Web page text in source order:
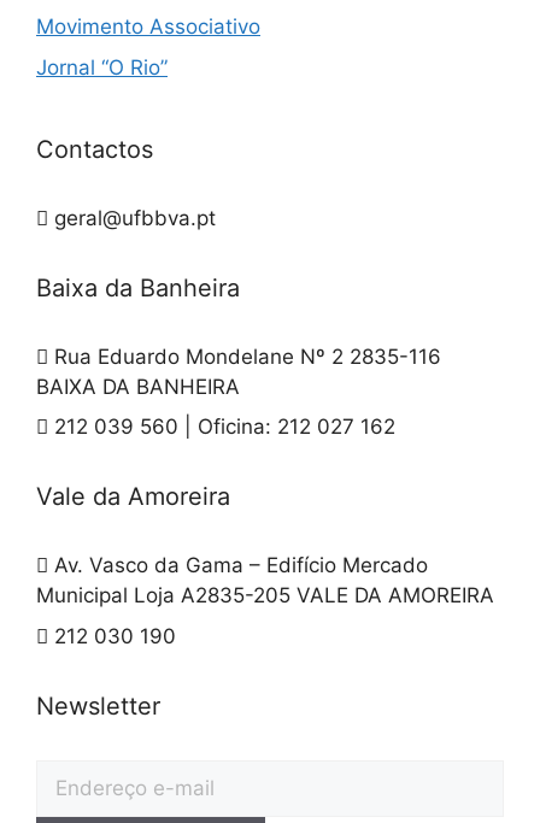
Movimento Associativo
Jornal “O Rio”
Contactos
geral@ufbbva.pt
Baixa da Banheira
Rua Eduardo Mondelane Nº 2 2835-116
BAIXA DA BANHEIRA
212 039 560 | Oficina: 212 027 162
Vale da Amoreira
Av. Vasco da Gama – Edifício Mercado
Municipal Loja A2835-205 VALE DA AMOREIRA
212 030 190
Newsletter